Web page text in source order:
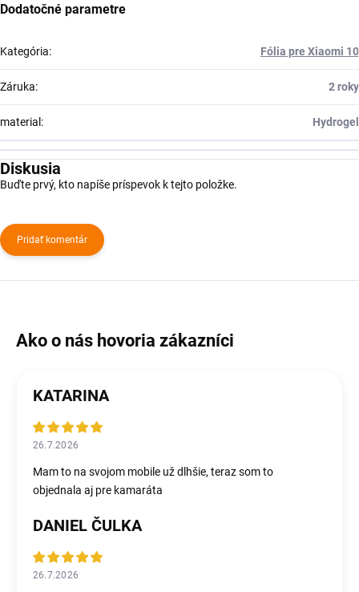
Dodatočné parametre
Kategória: Fólia pre Xiaomi 10
Záruka: 2 roky
material: Hydrogel
Diskusia
Buďte prvý, kto napíše príspevok k tejto položke.
Pridať komentár
KATARINA
26.7.2026
Mam to na svojom mobile už dlhšie, teraz som to
objednala aj pre kamaráta
DANIEL ČULKA
26.7.2026